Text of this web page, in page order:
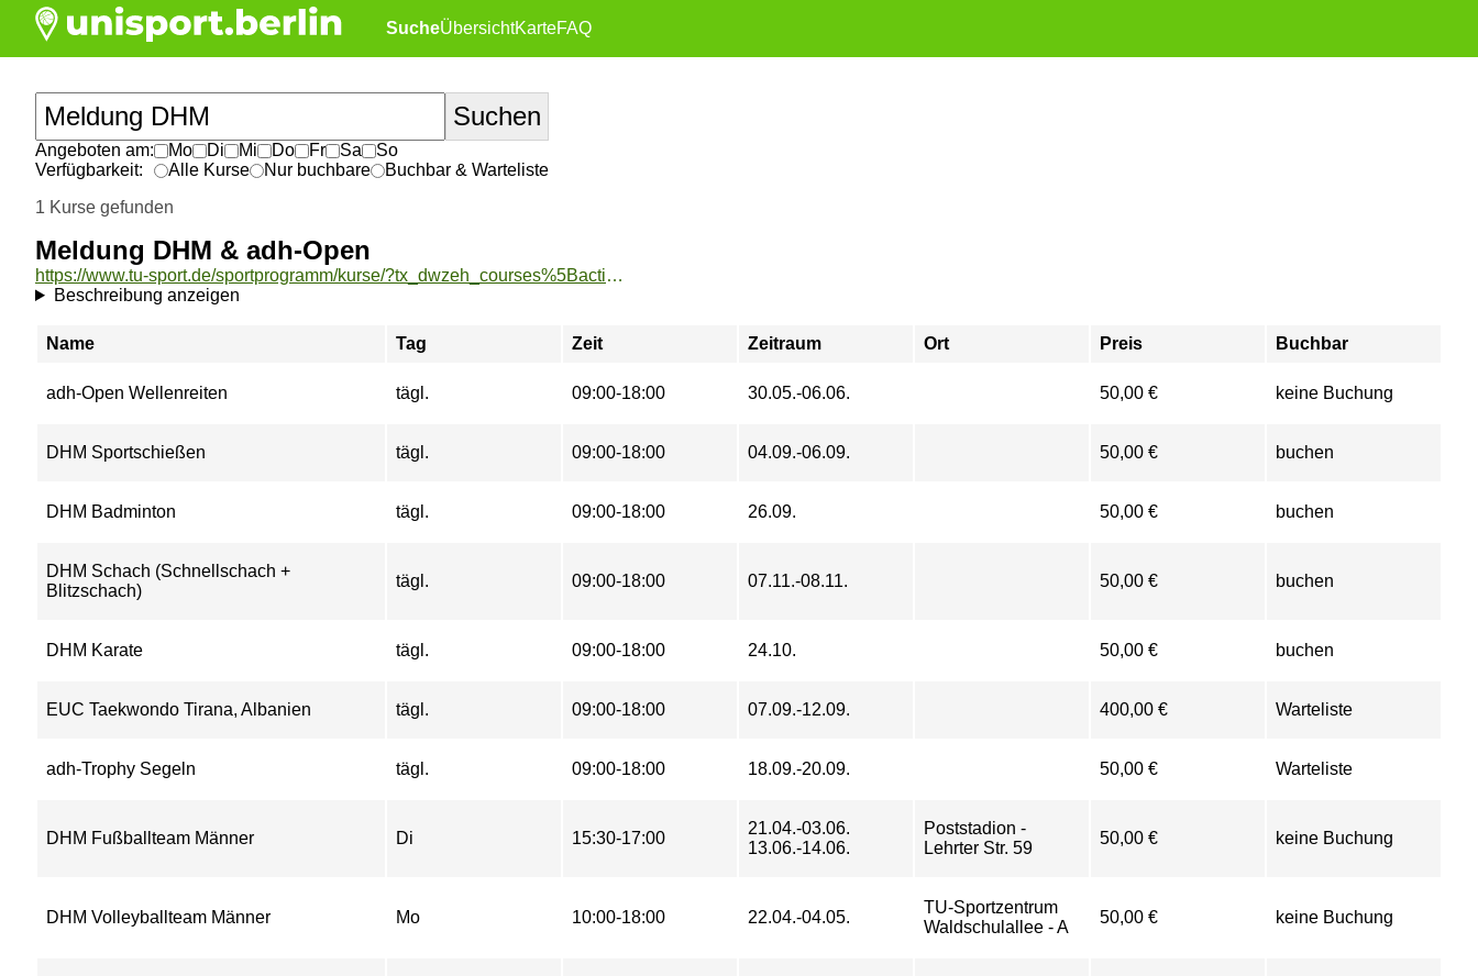
SucheÜbersichtKarteFAQ
Angeboten am: Mo Di Mi Do Fr Sa
So
Verfügbarkeit:
Alle Kurse Nur buchbare
Buchbar & Warteliste
1 Kurse gefunden
Meldung DHM & adh-Open
https://www.tu-sport.de/sportprogramm/kurse/?tx_dwzeh_courses%5Baction%5D=show&tx_dwzeh_courses%5BsportsDescription%5D=697&cHash=cc023f38acfc39bedbc0ddbc55581942
Beschreibung anzeigen
Name Tag Zeit Zeitraum Ort Preis Buchbar
adh-Open Wellenreiten tägl. 09:00-18:00 30.05.-06.06. 50,00 € keine Buchung
DHM Sportschießen tägl. 09:00-18:00 04.09.-06.09. 50,00 € buchen
DHM Badminton tägl. 09:00-18:00 26.09. 50,00 € buchen
DHM Schach (Schnellschach +
Blitzschach)
tägl. 09:00-18:00 07.11.-08.11. 50,00 € buchen
DHM Karate tägl. 09:00-18:00 24.10. 50,00 € buchen
EUC Taekwondo Tirana, Albanien tägl. 09:00-18:00 07.09.-12.09. 400,00 € Warteliste
adh-Trophy Segeln tägl. 09:00-18:00 18.09.-20.09. 50,00 € Warteliste
DHM Fußballteam Männer Di 15:30-17:00
21.04.-03.06.
13.06.-14.06.
Poststadion -
Lehrter Str. 59
50,00 € keine Buchung
DHM Volleyballteam Männer Mo 10:00-18:00 22.04.-04.05.
TU-Sportzentrum
Waldschulallee - A
50,00 € keine Buchung